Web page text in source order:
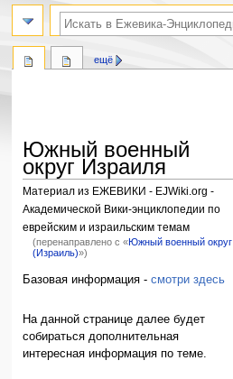
Южный военный
округ Израиля
Материал из ЕЖЕВИКИ - EJWiki.org -
Академической Вики-энциклопедии по
еврейским и израильским темам
(перенаправлено с «Южный военный округ
(Израиль)»)
Перейти
навигации
Перейти
поиску
Базовая информация -смотри здесь
На данной странице далее будет
собираться дополнительная
интересная информация по теме.
ещё
поиск по словам